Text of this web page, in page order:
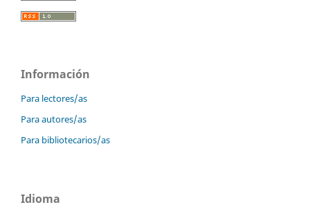
Información
Para lectores/as
Para autores/as
Para bibliotecarios/as
Idioma